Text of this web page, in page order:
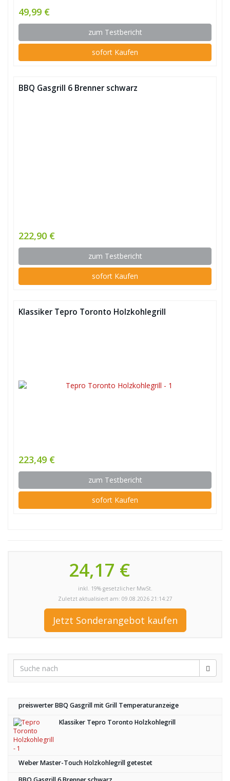
49,99 €
zum Testbericht
sofort Kaufen
BBQ Gasgrill 6 Brenner schwarz
222,90 €
zum Testbericht
sofort Kaufen
Klassiker Tepro Toronto Holzkohlegrill
223,49 €
zum Testbericht
sofort Kaufen
24,17 €
inkl. 19% gesetzlicher MwSt.
Zuletzt aktualisiert am: 09.08.2026 21:14:27
Jetzt Sonderangebot kaufen
preiswerter BBQ Gasgrill mit Grill Temperaturanzeige
Klassiker Tepro Toronto Holzkohlegrill
Weber Master-Touch Holzkohlegrill getestet